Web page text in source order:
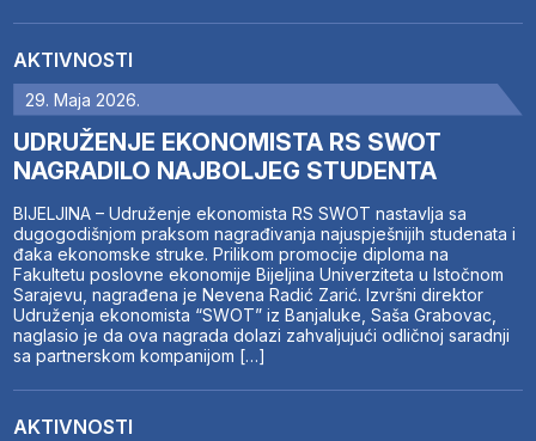
AKTIVNOSTI
29. Maja 2026.
UDRUŽENJE EKONOMISTA RS SWOT
NAGRADILO NAJBOLJEG STUDENTA
BIJELJINA – Udruženje ekonomista RS SWOT nastavlja sa
dugogodišnjom praksom nagrađivanja najuspješnijih studenata i
đaka ekonomske struke. Prilikom promocije diploma na
Fakultetu poslovne ekonomije Bijeljina Univerziteta u Istočnom
Sarajevu, nagrađena je Nevena Radić Zarić. Izvršni direktor
Udruženja ekonomista “SWOT” iz Banjaluke, Saša Grabovac,
naglasio je da ova nagrada dolazi zahvaljujući odličnoj saradnji
sa partnerskom kompanijom […]
AKTIVNOSTI